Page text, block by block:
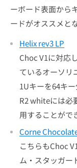
ーボード表面から
ードがオススメと
Helix rev3 LP
Choc V1に対応
ているオーソリ
1Uキーを64キ
R2 whiteには必
用することがで
Corne
こちらもChoc
ム・スタッガー